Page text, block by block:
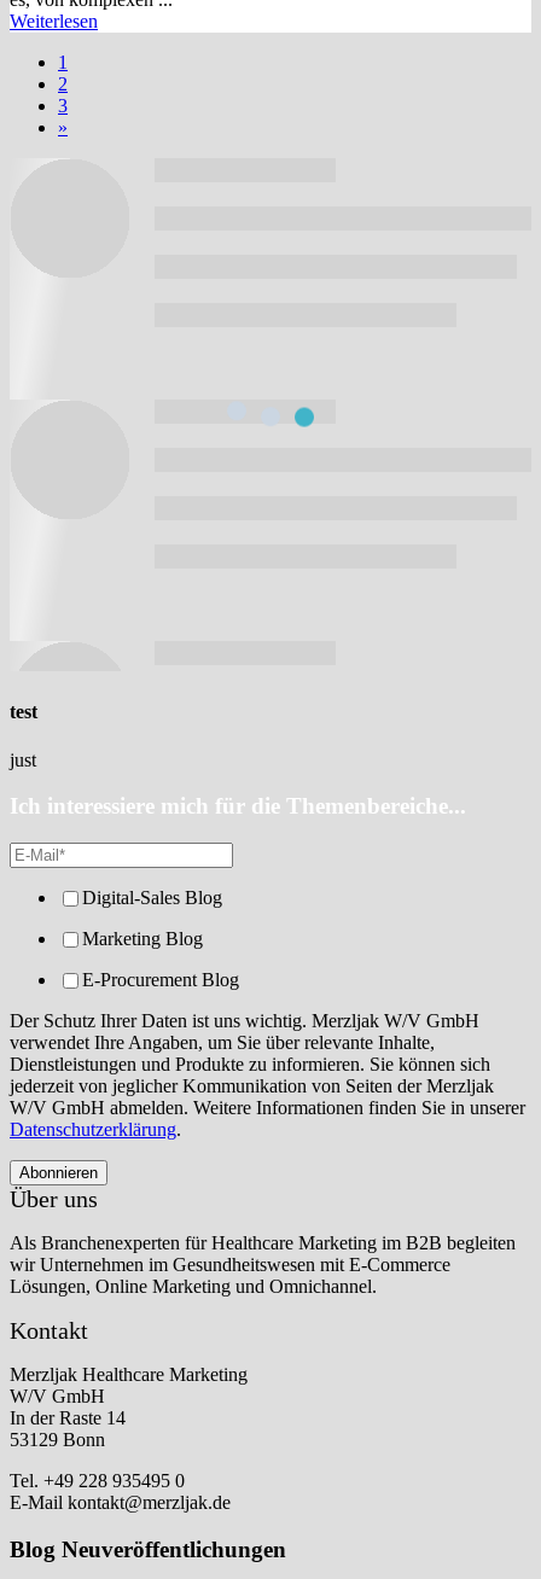
Weiterlesen
1
2
3
»
test
just
Ich interessiere mich für die Themenbereiche...
Digital-Sales Blog
Marketing Blog
E-Procurement Blog
Der Schutz Ihrer Daten ist uns wichtig. Merzljak W/V GmbH
verwendet Ihre Angaben, um Sie über relevante Inhalte,
Dienstleistungen und Produkte zu informieren. Sie können sich
jederzeit von jeglicher Kommunikation von Seiten der Merzljak
W/V GmbH abmelden. Weitere Informationen finden Sie in unserer
Datenschutzerklärung.
Über uns
Als Branchenexperten für Healthcare Marketing im B2B begleiten
wir Unternehmen im Gesundheitswesen mit E-Commerce
Lösungen, Online Marketing und Omnichannel.
Kontakt
Merzljak Healthcare Marketing
W/V GmbH
In der Raste 14
53129 Bonn
Tel. +49 228 935495 0
E-Mail kontakt@merzljak.de
Blog Neuveröffentlichungen